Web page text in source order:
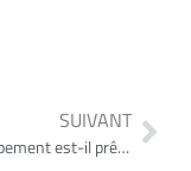
SUIVANT
Votre équipement est-il prêt pour les défis de traitement du phosphate de 2026?